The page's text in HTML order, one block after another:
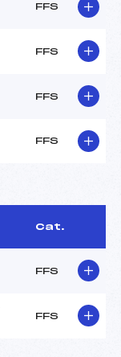
FFS
FFS
FFS
FFS
Cat.
FFS
FFS